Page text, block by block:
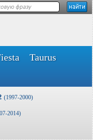
Taurus
(1997-2000)
2014)